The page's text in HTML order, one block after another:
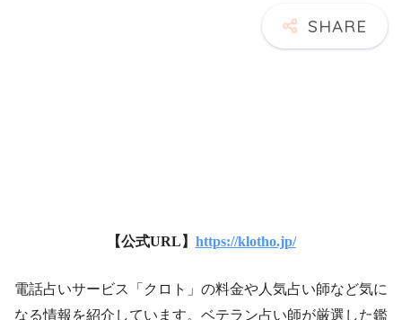
【公式URL】 https://klotho.jp/
電話占いサービス「クロト」の料金や人気占い師など気に
なる情報を紹介しています。ベテラン占い師が厳選した鑑